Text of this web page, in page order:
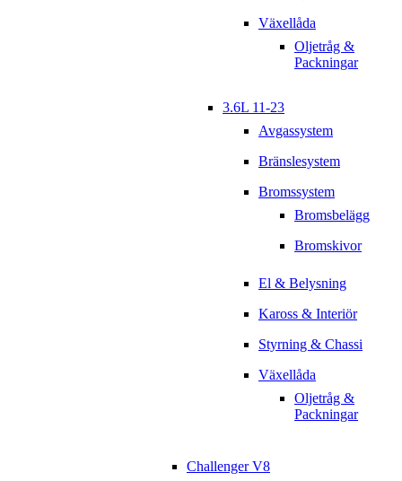
Växellåda
Oljetråg &
Packningar
3.6L 11-23
Avgassystem
Bränslesystem
Bromssystem
Bromsbelägg
Bromskivor
El & Belysning
Kaross & Interiör
Styrning & Chassi
Växellåda
Oljetråg &
Packningar
Challenger V8